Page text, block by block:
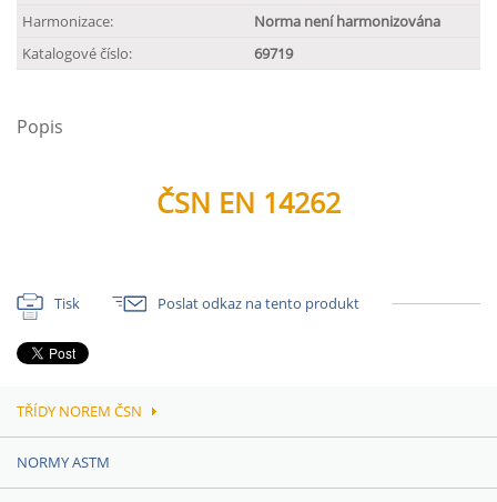
Harmonizace:
Norma není harmonizována
Katalogové číslo:
69719
Popis
ČSN EN 14262
Tisk Poslat odkaz na tento produkt
TŘÍDY NOREM ČSN
NORMY ASTM